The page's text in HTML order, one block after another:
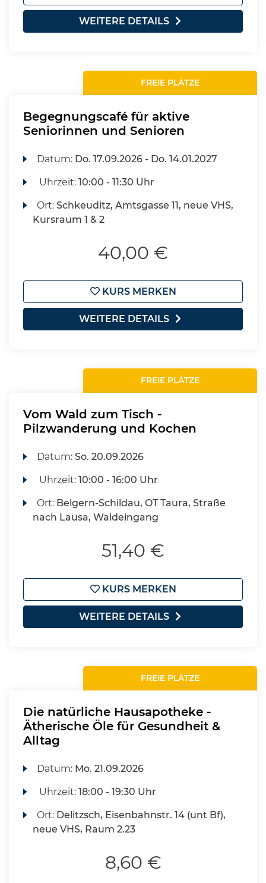
WEITERE DETAILS
FREIE PLÄTZE
Begegnungscafé für aktive
Seniorinnen und Senioren
Datum: Do. 17.09.2026 - Do. 14.01.2027
Uhrzeit:10:00 - 11:30 Uhr
Ort:Schkeuditz, Amtsgasse 11, neue VHS,
Kursraum 1 & 2
40,00 €
KURS MERKEN
WEITERE DETAILS
FREIE PLÄTZE
Vom Wald zum Tisch -
Pilzwanderung und Kochen
Datum:So. 20.09.2026
Uhrzeit:10:00 - 16:00 Uhr
Ort: Belgern-Schildau, OT Taura, Straße
nach Lausa, Waldeingang
51,40 €
KURS MERKEN
WEITERE DETAILS
FREIE PLÄTZE
Die natürliche Hausapotheke -
Ätherische Öle für Gesundheit &
Alltag
Datum: Mo. 21.09.2026
Uhrzeit:18:00 - 19:30 Uhr
Ort: Delitzsch, Eisenbahnstr. 14 (unt Bf),
neue VHS, Raum 2.23
8,60 €